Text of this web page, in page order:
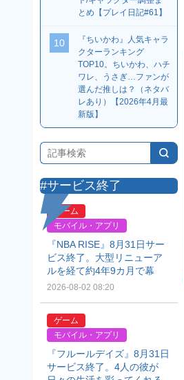
とめ【プレイ日記#61】
10
『ちいかわ』人気キャラ
クターランキング
TOP10。ちいかわ、ハチ
ワレ、うさぎ…ファンが
選んだ推しは？（ネタバ
レあり）【2026年4月最
新版】
#サービス終了
ゲーム
モバイル・アプリ
『NBA RISE』8月31日サー
ビス終了。大型リニューア
ルを経て約4年9カ月で幕
2026-08-02 08:20
ゲーム
モバイル・アプリ
『フルールデイズ』8月31日
サービス終了。4人の彼が